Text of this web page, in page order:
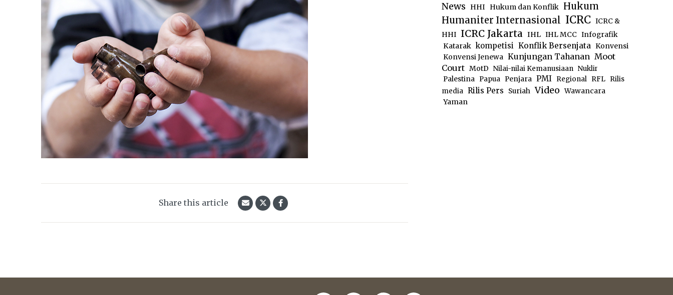
Share this article
News
HHI Hukum dan Konflik Hukum
Humaniter Internasional ICRC ICRC &
HHI ICRC Jakarta IHL IHL MCC Infografik
Katarak kompetisi Konflik Bersenjata Konvensi
Konvensi Jenewa Kunjungan Tahanan Moot
Court MotD Nilai-nilai Kemanusiaan Nuklir
Palestina
Papua Penjara PMI Regional RFL
Rilis
media Rilis Pers Suriah Video Wawancara
Yaman